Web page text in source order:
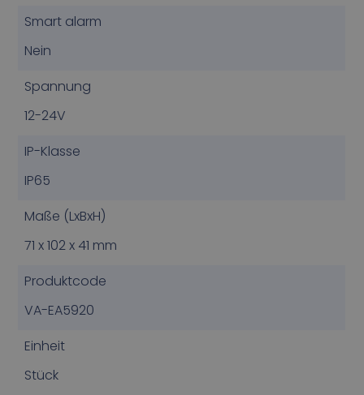
Smart alarm
Nein
Spannung
12-24V
IP-Klasse
IP65
Maße (LxBxH)
71 x 102 x 41 mm
Produktcode
VA-EA5920
Einheit
Stück